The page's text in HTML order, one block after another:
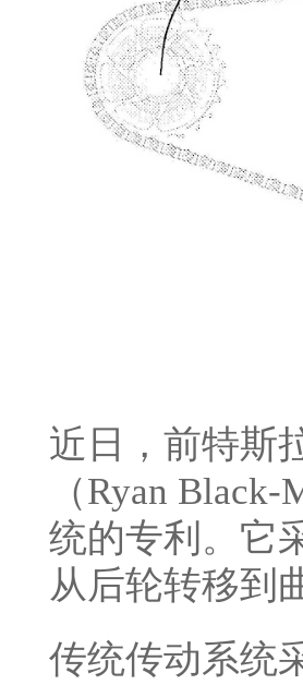
近日，前特斯
（Ryan
统的专利。它
从后轮转移到
传统传动系统